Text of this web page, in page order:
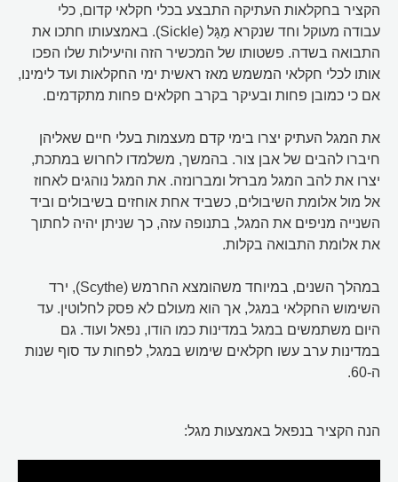
הקציר בחקלאות העתיקה התבצע בכלי חקלאי קדום, כלי
עבודה מעוקל וחד שנקרא מַגָּל (Sickle). באמצעותו חתכו את
התבואה בשדה. פשטותו של המכשיר הזה והיעילות שלו הפכו
אותו לכלי חקלאי המשמש מאז ראשית ימי החקלאות ועד לימינו,
אם כי כמובן פחות ובעיקר בקרב חקלאים פחות מתקדמים.
את המגל העתיק יצרו בימי קדם מעצמות בעלי חיים שאליהן
חיברו להבים של אבן צור. בהמשך, משלמדו לחרוש במתכת,
יצרו את להב המגל מברזל ומברונזה. את המגל נוהגים לאחוז
אל מול אלומת השיבולים, כשביד אחת אוחזים בשיבולים וביד
השנייה מניפים את המגל, בתנופה עזה, כך שניתן יהיה לחתוך
את אלומת התבואה בקלות.
במהלך השנים, במיוחד משהומצא החרמש (Scythe), ירד
השימוש החקלאי במגל, אך הוא מעולם לא פסק לחלוטין. עד
היום משתמשים במגל במדינות כמו הודו, נפאל ועוד. גם
במדינות ערב עשו חקלאים שימוש במגל, לפחות עד סוף שנות
ה-60.
הנה הקציר בנפאל באמצעות מגל: